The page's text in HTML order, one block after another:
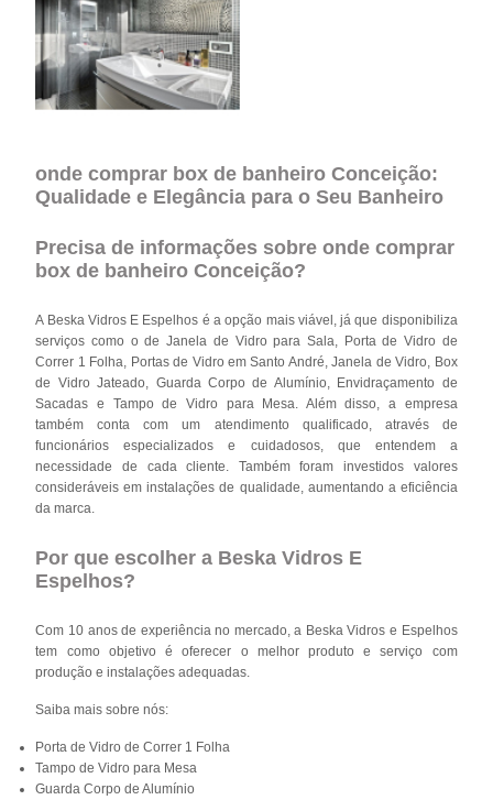
onde comprar box de banheiro Conceição:
Qualidade e Elegância para o Seu Banheiro
Precisa de informações sobre onde comprar
box de banheiro Conceição?
A Beska Vidros E Espelhos é a opção mais viável, já que disponibiliza
serviços como o de Janela de Vidro para Sala, Porta de Vidro de
Correr 1 Folha, Portas de Vidro em Santo André, Janela de Vidro, Box
de Vidro Jateado, Guarda Corpo de Alumínio, Envidraçamento de
Sacadas e Tampo de Vidro para Mesa. Além disso, a empresa
também conta com um atendimento qualificado, através de
funcionários especializados e cuidadosos, que entendem a
necessidade de cada cliente. Também foram investidos valores
consideráveis em instalações de qualidade, aumentando a eficiência
da marca.
Por que escolher a Beska Vidros E
Espelhos?
Com 10 anos de experiência no mercado, a Beska Vidros e Espelhos
tem como objetivo é oferecer o melhor produto e serviço com
produção e instalações adequadas.
Saiba mais sobre nós:
Porta de Vidro de Correr 1 Folha
Tampo de Vidro para Mesa
Guarda Corpo de Alumínio